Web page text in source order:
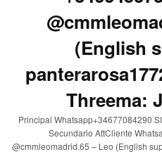
(English
Threema:
Principal Whatsapp+34677084290
Secundario AttCliente
@cmmleomadrid.65 – Leo (English